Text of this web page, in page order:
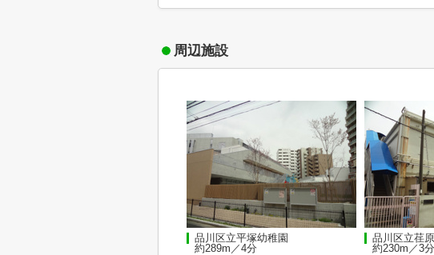
周辺施設
品川区立平塚幼稚園
約289m／4分
品川区立荏
約230m／3分